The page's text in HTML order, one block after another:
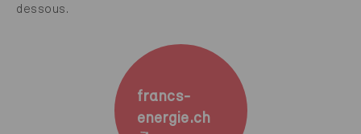
dessous.
francs-
energie.ch